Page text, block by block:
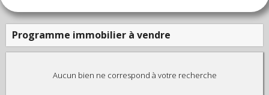
Programme immobilier à vendre
Aucun bien ne correspond à votre recherche